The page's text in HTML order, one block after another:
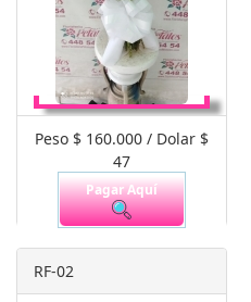
Peso $ 160.000 / Dolar $
47
Pagar Aquí
RF-02